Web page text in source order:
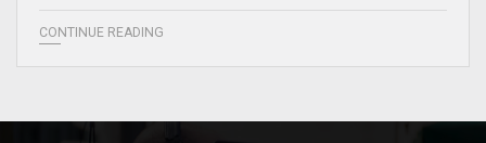
CONTINUE READING